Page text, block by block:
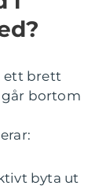
ett brett
går bortom
byta ut